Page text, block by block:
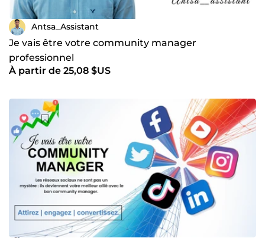
Antsa_Assistant
Je vais être votre community manager
professionnel
À partir de 25,08 $US